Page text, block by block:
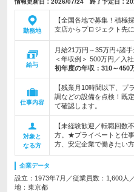
情報更新日：2026/07/24 終了予定日：
勤務地
【全国各地で募集！積
支店からプロジェクト先
給与
月給21万円～35万円+諸
＜年収例＞ 500万円／入
初年度の年収： 310～450
仕事内容
【残業月10時間以下、プ
調などの設備を点検！既
て確認します。
対象と
なる方
【未経験歓迎／転職回数
方。★プライベートと仕
方、安定企業で働きたい
企業データ
設立：1973年7月／従業員数：1,600人
地：東京都